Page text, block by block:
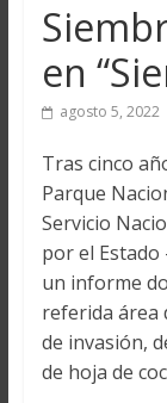
en
agosto 5, 2022
Tras cinco
Parque
Servicio
por el Estado
un informe
referida área
de invasión,
de hoja de